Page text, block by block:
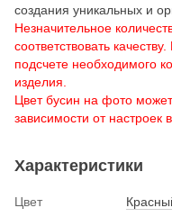
создания уникальных и
Незначительное
соответствовать
подсчете необходимого
изделия.
Цвет бусин на фото
зависимости от настроек
Характеристики
Цвет